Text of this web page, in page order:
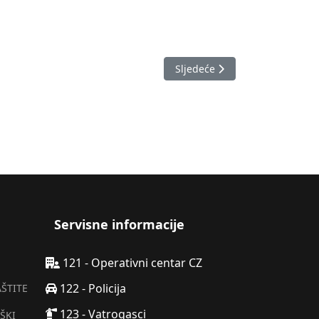
Sljedeći članak: Izvještaj o
Sljedeće
Servisne informacije
121 - Operativni centar CZ
122 - Policija
123 - Vatrogasci